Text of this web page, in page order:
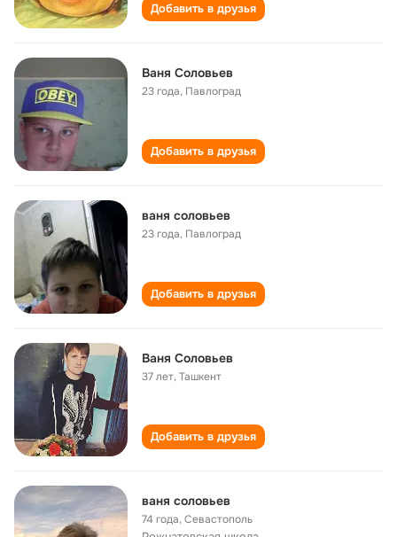
Добавить в друзья
Ваня Соловьев
23 года, Павлоград
Добавить в друзья
ваня соловьев
23 года, Павлоград
Добавить в друзья
Ваня Соловьев
37 лет,Ташкент
Добавить в друзья
ваня соловьев
74 года,Севастополь